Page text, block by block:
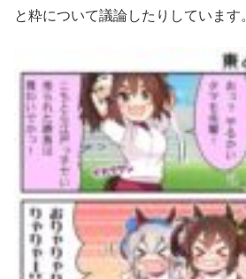
と粋について議論したりしています。